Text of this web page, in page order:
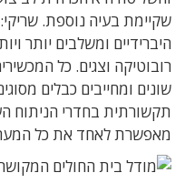
שקיימת בעיה נוספת.
היברידיים ומשלבים יותר
רובוטיקה וצגים. כל
שונים ומחייבים כבלים
תקשורתית בחדרי הניתוח
מאפשרת לאחד את כל